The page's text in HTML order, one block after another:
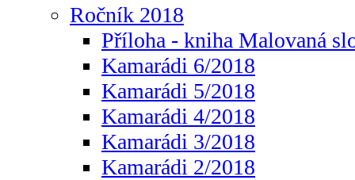
Ročník 2018
Příloha - kniha Malovaná
Kamarádi 6/2018
Kamarádi 5/2018
Kamarádi 4/2018
Kamarádi 3/2018
Kamarádi 2/2018